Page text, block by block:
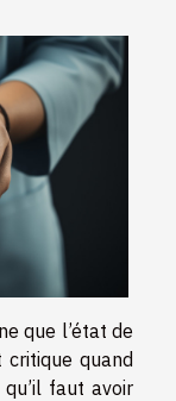
que l’état de
quand
faut avoir